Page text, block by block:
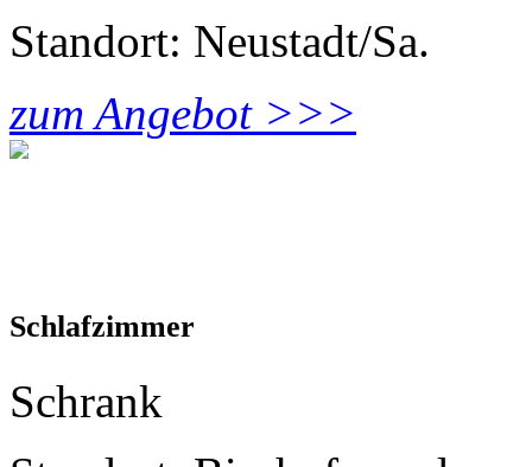
Standort: Neustadt/Sa.
zum Angebot >>>
Schlafzimmer
Schrank